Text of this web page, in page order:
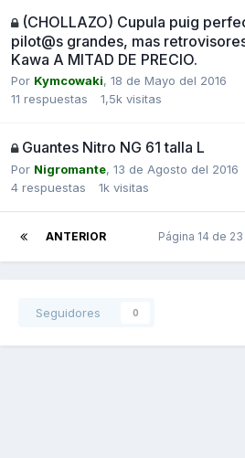
(CHOLLAZO) Cupula puig
pilot@s grandes, mas
Kawa A MITAD DE PRECIO.
Por Kymcowaki, 18 de Mayo del 2016
11 respuestas 1,5k visitas
Guantes Nitro NG 61 talla L
Por Nigromante, 13 de Agosto del 2016
4 respuestas 1k visitas
ANTERIOR Página 14 de 23
Seguidores 0